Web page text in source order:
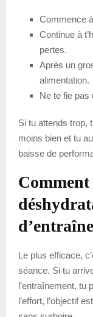
Commence
Continue à
pertes.
Après un
alimentation.
Ne te fie pas
Si tu attends trop,
moins bien et tu
baisse de
Le plus efficace,
séance. Si tu
l’entraînement, tu
l’effort, l’objectif